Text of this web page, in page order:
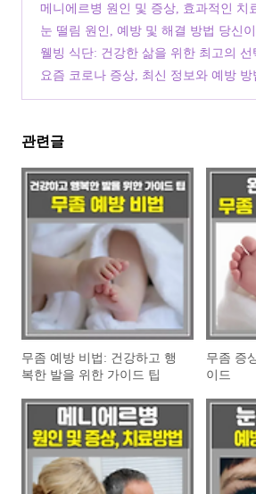
메니에르병 원인 및 증상, 효과적인 치
안내
(0)
눈 떨림 원인, 예방 및 해결 방법 당신이
야 할 모든 것
(0)
웰빙 식단: 건강한 삶을 위한 최고의 선
요즘 코로나 증상, 최신 정보와 예방 방
관련글
무좀 예방 비법: 건강하고 행
복한 발을 위한 가이드 팁
무좀 증
이드